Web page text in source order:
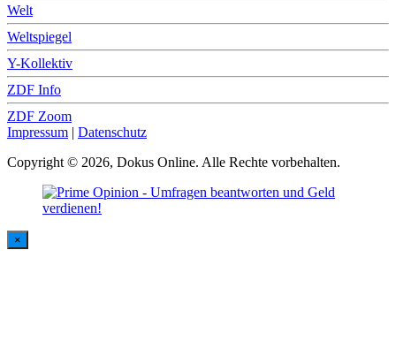
Welt
Weltspiegel
Y-Kollektiv
ZDF Info
ZDF Zoom
Impressum | Datenschutz
Copyright © 2026, Dokus Online. Alle Rechte vorbehalten.
×